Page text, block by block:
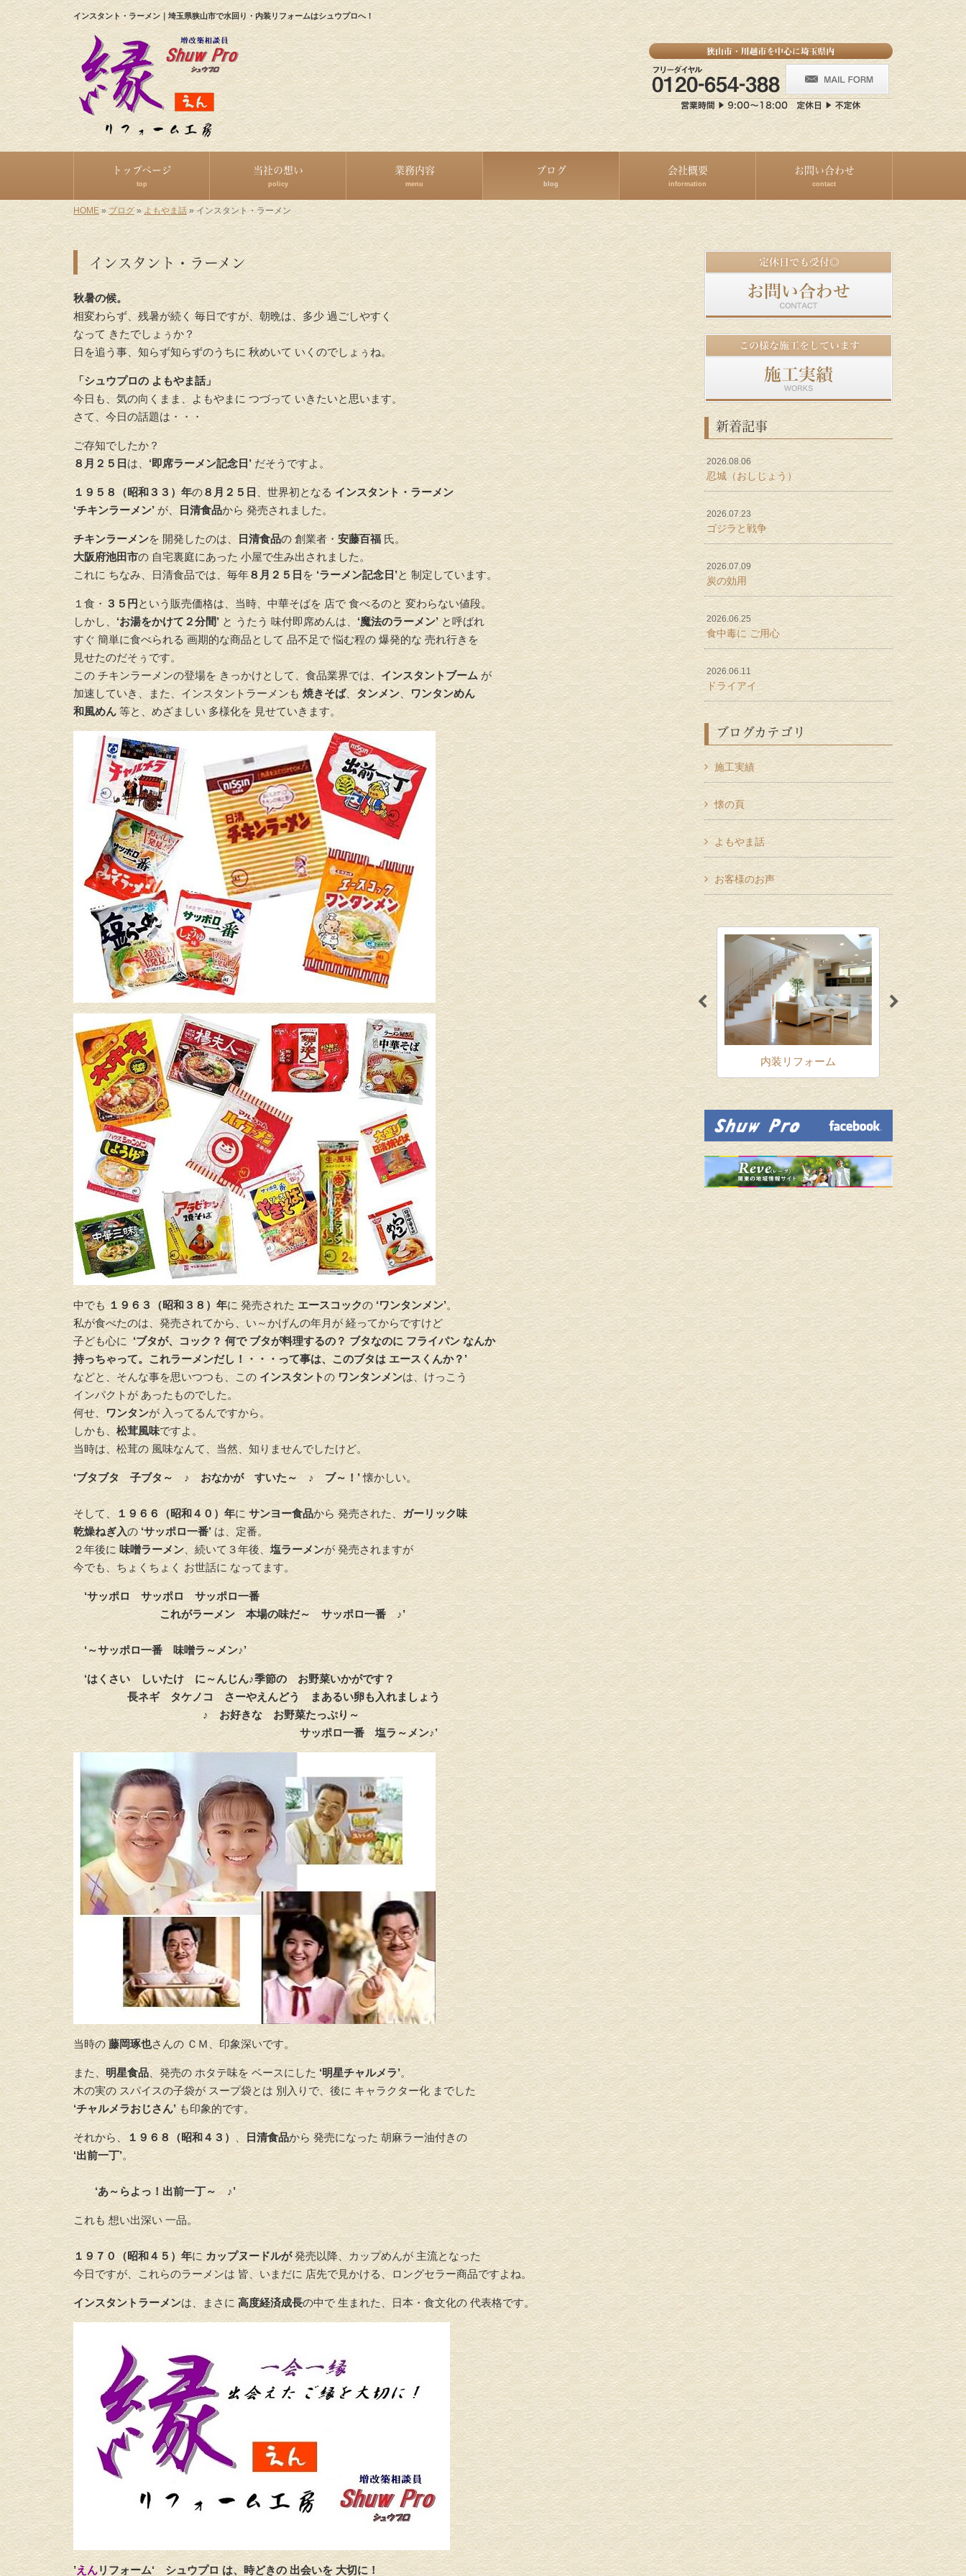
インスタント・ラーメン｜埼玉県狭山市で水回り・内装リフォームはシュウプロへ！
トップページ
top
当社の想い
policy
業務内容
menu
ブログ
blog
会社概要
information
お問い合わせ
contact
HOME» ブログ » よもやま話 » インスタント・ラーメン
インスタント・ラーメン
秋暑の候。
相変わらず、残暑が続く 毎日ですが、朝晩は、多少 過ごしやすく
なって きたでしょぅか？
日を追う事、知らず知らずのうちに 秋めいて いくのでしょぅね。
「シュウプロの よもやま話」
今日も、気の向くまま、よもやまに つづって いきたいと思います。
さて、今日の話題は・・・
ご存知でしたか？
８月２５日は、 ‘即席ラーメン記念日’ だそうですよ。
１９５８（昭和３３）年の８月２５日 、世界初となるインスタント・ラーメン
‘チキンラーメン’ が、 日清食品から 発売されました。
チキンラーメンを 開発したのは、 日清食品の 創業者・安藤百福氏。
大阪府池田市の 自宅裏庭にあった 小屋で生み出されました。
これに ちなみ、日清食品では、毎年８月２５日を ‘ラーメン記念日’と 制定しています。
１食・３５円という販売価格は、当時、中華そばを 店で 食べるのと 変わらない値段。
しかし、 ‘お湯をかけて２分間’ と うたう 味付即席めんは、‘魔法のラーメン’と呼ばれ
すぐ 簡単に食べられる 画期的な商品として 品不足で 悩む程の 爆発的な 売れ行きを
見せたのだそぅです。
この チキンラーメンの登場を きっかけとして、食品業界では、 インスタントブーム が
加速していき、また、インスタントラーメンも焼きそば、 タンメン
ワンタンめん
和風めん等と、めざましい 多様化を 見せていきます。
中でも１９６３（昭和３８）年に 発売されたエースコックの ‘ワンタンメン’。
私が食べたのは、発売されてから、い～かげんの年月が 経ってからですけど
子ども心に‘ブタが、コック？ 何で ブタが料理するの？ ブタなのに フライパン なんか
持っちゃって。これラーメンだし！・・・って事は、このブタは エースくんか？’
などと、そんな事を思いつつも、この インスタントのワンタンメンは、けっこう
インパクトが あったものでした。
何せ、ワンタンが 入ってるんですから。
しかも、松茸風味ですよ。
当時は、松茸の 風味なんて、当然、知りませんでしたけど。
‘ブタブタ 子ブタ～ ♪ おなかが すいた～ ♪ ブ～！’懐かしい。
そして、 １９６６（昭和４０）年にサンヨー食品から 発売された、ガーリック味
乾燥ねぎ入の‘サッポロ一番’ は、定番。
２年後に味噌ラーメン、続いて３年後、塩ラーメンが 発売されますが
今でも、ちょくちょく お世話に なってます。
‘サッポロ サッポロ サッポロ一番
これがラーメン 本場の味だ～ サッポロ一番 ♪’
‘～サッポロ一番 味噌ラ～メン♪’
‘はくさい しいたけ に～んじん♪季節の お野菜いかがです？
長ネギ タケノコ さーやえんどう まあるい卵も入れましょう
♪ お好きな お野菜たっぷり～
サッポロ一番 塩ラ～メン♪’
当時の 藤岡琢也さんの ＣＭ、印象深いです。
また、 明星食品、発売の ホタテ味を ベースにした ‘明星チャルメラ’。
木の実の スパイスの子袋が スープ袋とは 別入りで、後に キャラクター化 までした
‘チャルメラおじさん’ も印象的です。
それから、 １９６８（昭和４３） 、 日清食品から 発売になった 胡麻ラー油付きの
‘出前一丁’。
‘あ～らよっ！出前一丁～ ♪’
これも 想い出深い 一品。
１９７０（昭和４５）年にカップヌードルが発売以降、カップめんが 主流となった
今日ですが、これらのラーメンは 皆、いまだに 店先で見かける、ロングセラー商品ですよね。
インスタントラーメンは、まさに 高度経済成長の中で 生まれた、日本・食文化の 代表格です。
’えんリフォーム‘シュウプロ は、時どきの 出会いを 大切に！
新着記事
2026.08.06
忍城（おしじょう）
2026.07.23
ゴジラと戦争
2026.07.09
炭の効用
2026.06.25
食中毒に ご用心
2026.06.11
ドライアイ
ブログカテゴリ
施工実績
懐の頁
よもやま話
お客様のお声
介護リフォーム・バリアフリ
ーリフォーム
水回りリフォーム 内装リフォーム